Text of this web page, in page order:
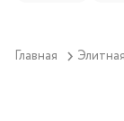
Главная